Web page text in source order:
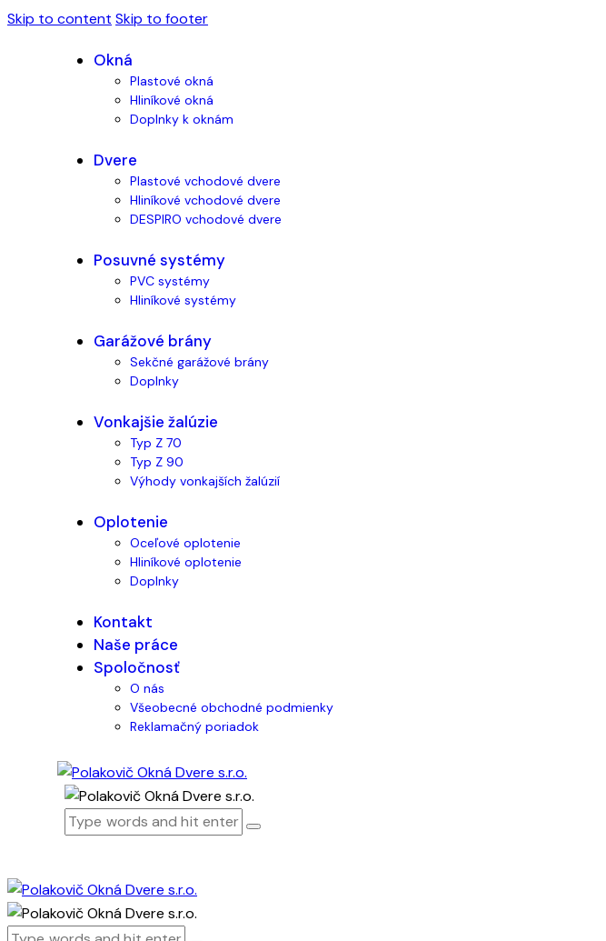
Skip to content Skip to footer
Okná
Plastové okná
Hliníkové okná
Doplnky k oknám
Dvere
Plastové vchodové dvere
Hliníkové vchodové dvere
DESPIRO vchodové dvere
Posuvné systémy
PVC systémy
Hliníkové systémy
Garážové brány
Sekčné garážové brány
Doplnky
Vonkajšie žalúzie
Typ Z 70
Typ Z 90
Výhody vonkajších žalúzií
Oplotenie
Oceľové oplotenie
Hliníkové oplotenie
Doplnky
Kontakt
Naše práce
Spoločnosť
O nás
Všeobecné obchodné podmienky
Reklamačný poriadok